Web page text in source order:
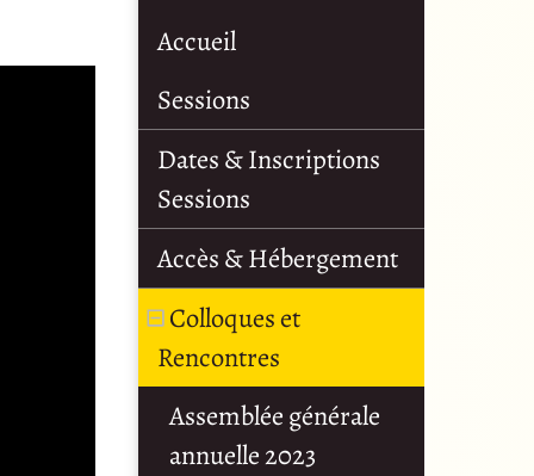
Accueil
Sessions
Dates & Inscriptions
Sessions
Accès & Hébergement
Colloques et
Rencontres
Assemblée générale
annuelle 2023